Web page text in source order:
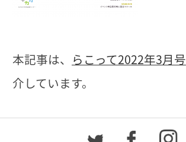
本記事は、 らこって2022年3月号
介しています。